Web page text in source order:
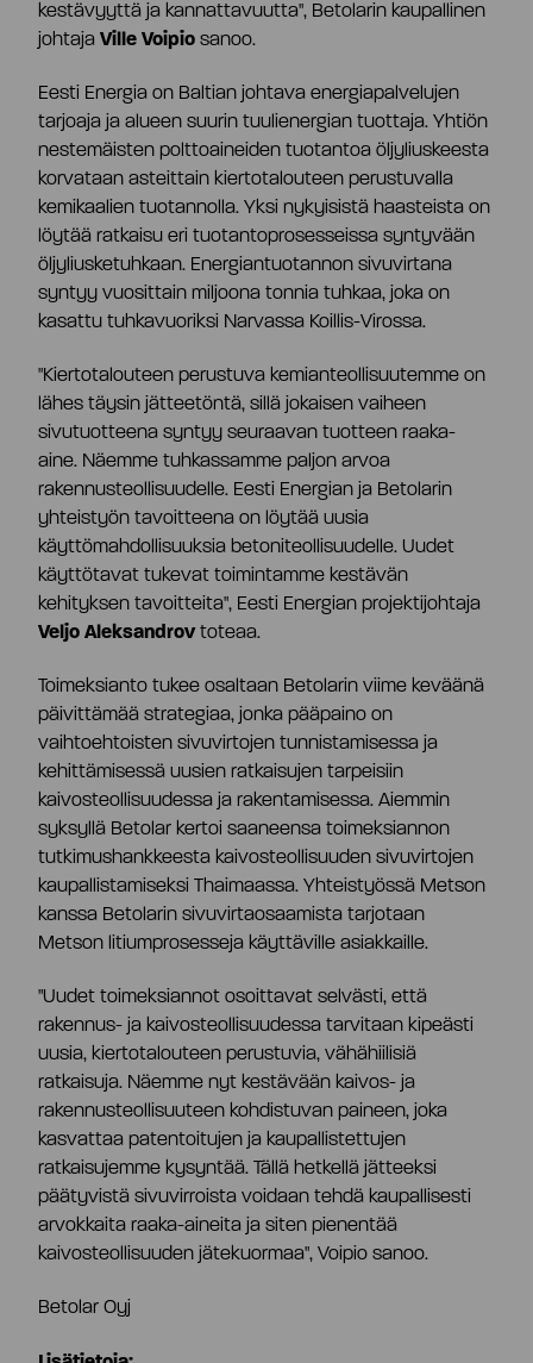
Sisäpiirihallinto
Tiedonantopolitiikka
Tilintarkastaja
Hyväksytty neuvonantaja
kestävyyttä ja kannattavuutta", Betolarin kaupallinen
johtajaVille Voipio sanoo.
Eesti Energia on Baltian johtava energiapalvelujen
tarjoaja ja alueen suurin tuulienergian tuottaja. Yhtiön
nestemäisten polttoaineiden tuotantoa öljyliuskeesta
korvataan asteittain kiertotalouteen perustuvalla
kemikaalien tuotannolla. Yksi nykyisistä haasteista on
löytää ratkaisu eri tuotantoprosesseissa syntyvään
öljyliusketuhkaan. Energiantuotannon sivuvirtana
syntyy vuosittain miljoona tonnia tuhkaa, joka on
kasattu tuhkavuoriksi Narvassa Koillis-Virossa.
"Kiertotalouteen perustuva kemianteollisuutemme on
lähes täysin jätteetöntä, sillä jokaisen vaiheen
sivutuotteena syntyy seuraavan tuotteen raaka-
aine. Näemme tuhkassamme paljon arvoa
rakennusteollisuudelle. Eesti Energian ja Betolarin
yhteistyön tavoitteena on löytää uusia
käyttömahdollisuuksia betoniteollisuudelle. Uudet
käyttötavat tukevat toimintamme kestävän
kehityksen tavoitteita", Eesti Energian projektijohtaja
Veljo Aleksandrovtoteaa.
Toimeksianto tukee osaltaan Betolarin viime keväänä
päivittämää strategiaa, jonka pääpaino on
vaihtoehtoisten sivuvirtojen tunnistamisessa ja
kehittämisessä uusien ratkaisujen tarpeisiin
kaivosteollisuudessa ja rakentamisessa. Aiemmin
syksyllä Betolar kertoi saaneensa toimeksiannon
tutkimushankkeesta kaivosteollisuuden sivuvirtojen
kaupallistamiseksi Thaimaassa. Yhteistyössä Metson
kanssa Betolarin sivuvirtaosaamista tarjotaan
Metson litiumprosesseja käyttäville asiakkaille.
"Uudet toimeksiannot osoittavat selvästi, että
rakennus- ja kaivosteollisuudessa tarvitaan kipeästi
uusia, kiertotalouteen perustuvia, vähähiilisiä
ratkaisuja. Näemme nyt kestävään kaivos- ja
rakennusteollisuuteen kohdistuvan paineen, joka
kasvattaa patentoitujen ja kaupallistettujen
ratkaisujemme kysyntää. Tällä hetkellä jätteeksi
päätyvistä sivuvirroista voidaan tehdä kaupallisesti
arvokkaita raaka-aineita ja siten pienentää
kaivosteollisuuden jätekuormaa", Voipio sanoo.
Betolar Oyj